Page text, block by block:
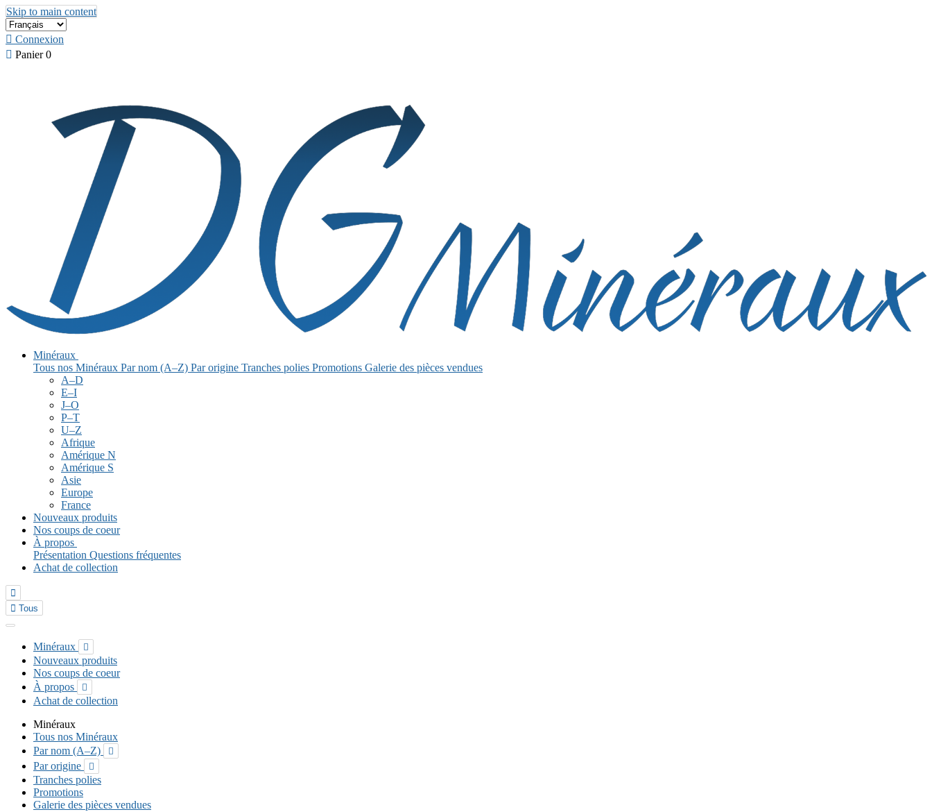
Skip to main content
 Connexion
 Panier 0
Minéraux
Tous nos Minéraux Par nom (A–Z) Par origine Tranches polies Promotions Galerie des pièces vendues
A–D
E–I
J–O
P–T
U–Z
Afrique
Amérique N
Amérique S
Asie
Europe
France
Nouveaux produits
Nos coups de coeur
À propos
Présentation Questions fréquentes
Achat de collection

 Tous
Minéraux 
Nouveaux produits
Nos coups de coeur
À propos

Achat de collection
Minéraux
Tous nos Minéraux
Par nom (A–Z)

Par origine 
Tranches polies
Promotions
Galerie des pièces vendues